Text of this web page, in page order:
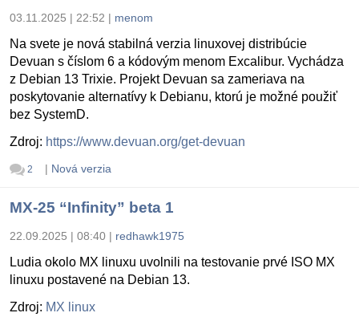
03.11.2025 | 22:52 | menom
Na svete je nová stabilná verzia linuxovej distribúcie
Devuan s číslom 6 a kódovým menom Excalibur. Vychádza
z Debian 13 Trixie. Projekt Devuan sa zameriava na
poskytovanie alternatívy k Debianu, ktorú je možné použiť
bez SystemD.
Zdroj: https://www.devuan.org/get-devuan
2 | Nová verzia
MX-25 “Infinity” beta 1
22.09.2025 | 08:40 | redhawk1975
Ludia okolo MX linuxu uvolnili na testovanie prvé ISO MX
linuxu postavené na Debian 13.
Zdroj: MX linux